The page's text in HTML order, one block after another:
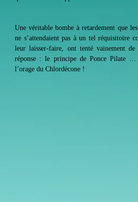
Une véritable bombe à retardement que
ne s’attendaient pas à un tel réquisitoire
leur laisser-faire, ont tenté vainement de
réponse : le principe de Ponce Pilate …
l’orage du Chlordécone !